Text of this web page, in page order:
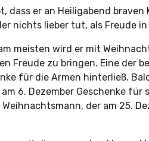
er an Heiligabend
nichts lieber tut, als Freude
meisten wird er mit
Freude zu bringen. Eine der
für die Armen hinterließ.
6. Dezember Geschenke
der am 25.